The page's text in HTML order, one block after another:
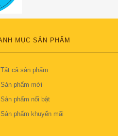
MỤC SẢN PHẨM
Tất cả sản phẩm
Sản phẩm mới
Sản phẩm nổi bật
Sản phẩm khuyến mãi